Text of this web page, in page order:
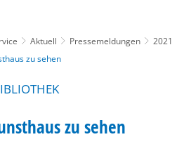
Aktuell Pressemeldungen
2021
zu sehen
zu sehen